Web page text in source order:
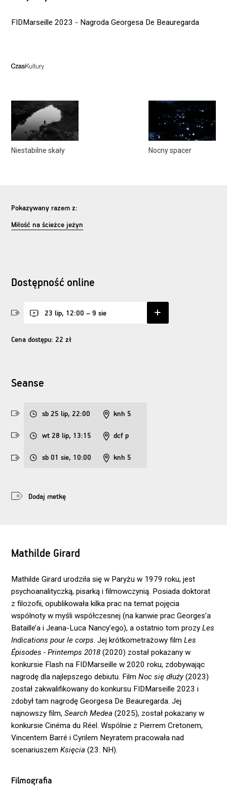
Niestabilne skały Nocny spacer
FIDMarseille 2023 - Nagroda Georgesa De Beauregarda
Pokazywany razem z:
Miłość na ścieżce jeżyn
Dostępność online
23 lip, 12:00 – 9 sie
Cena dostępu: 22 zł
Seanse
sb 25 lip, 22:00 knh 5
wt 28 lip, 13:15 dcf p
sb 01 sie, 10:00 knh 5
Dodaj metkę
Mathilde Girard
Mathilde Girard urodziła się w Paryżu w 1979 roku, jest
psychoanalityczką, pisarką i filmowczynią. Posiada doktorat
z filozofii, opublikowała kilka prac na temat pojęcia
wspólnoty w myśli współczesnej (na kanwie prac Georges’a
Bataille’a i Jeana-Luca Nancy’ego), a ostatnio tom prozyLes
Indications pour le corps. Jej krótkometrażowy filmLes
Épisodes - Printemps 2018 (2020) został pokazany w
konkursie Flash na FIDMarseille w 2020 roku, zdobywając
nagrodę dla najlepszego debiutu. FilmNoc się dłuży(2023)
został zakwalifikowany do konkursu FIDMarseille 2023 i
zdobył tam nagrodę Georgesa De Beauregarda. Jej
najnowszy film,Search Medea (2025), został pokazany w
konkursie Cinéma du Réel. Wspólnie z Pierrem Cretonem,
Vincentem Barré i Cyrilem Neyratem pracowała nad
scenariuszemKsięcia (23. NH).
Filmografia